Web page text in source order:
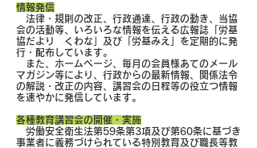
情報発信
法律・規則の改正、行政通達、行政の動き、当協
会の活動等、いろいろな情報を伝える広報誌「労基
協だより くわな」及び「労基みえ」を定期的に発
行・配布しています。
また、ホームページ、毎月の会員様あてのメール
マガジン等により、行政からの最新情報、関係法令
の解説・改正の内容、講習会の日程等の役立つ情報
を速やかに発信しています。
各種教育講習会の開催・実施
労働安全衛生法第59条第3項及び第60条に基づき
事業者に義務づけられている特別教育及び職長等教